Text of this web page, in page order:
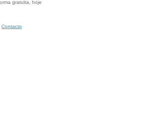
gratuita, hoje
Contacto